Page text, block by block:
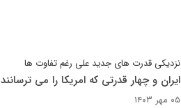
نزدیکی قدرت های جدید علی رغم تفاوت ها
ایران و چهار قدرتی که امریکا را می ترسانند
۰۵ مهر ۱۴۰۳